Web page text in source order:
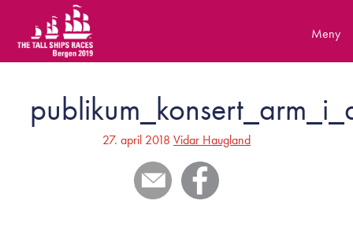
content
27. april 2018 Vidar Haugland